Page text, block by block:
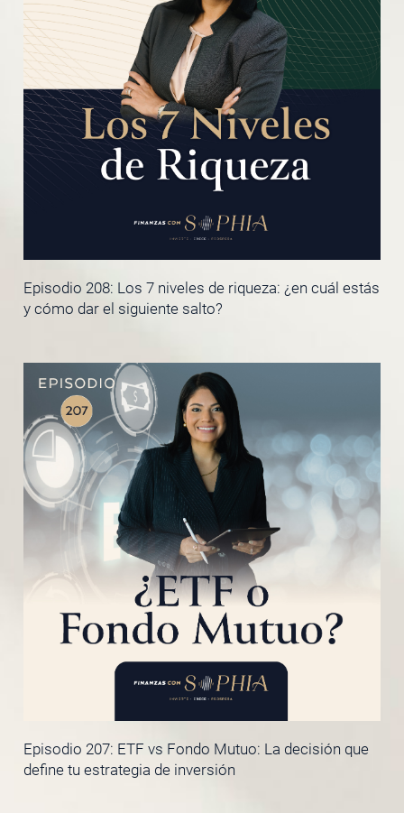
Episodio 208: Los 7 niveles de riqueza: ¿en cuál estás
y cómo dar el siguiente salto?
Episodio 207: ETF vs Fondo Mutuo: La decisión que
define tu estrategia de inversión